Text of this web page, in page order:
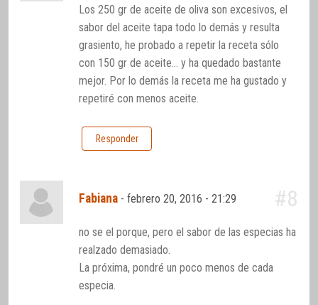
Los 250 gr de aceite de oliva son excesivos, el
sabor del aceite tapa todo lo demás y resulta
grasiento, he probado a repetir la receta sólo
con 150 gr de aceite… y ha quedado bastante
mejor. Por lo demás la receta me ha gustado y
repetiré con menos aceite.
Responder
Fabiana -febrero 20, 2016 - 21:29 #8
no se el porque, pero el sabor de las especias ha
realzado demasiado.
La próxima, pondré un poco menos de cada
especia.